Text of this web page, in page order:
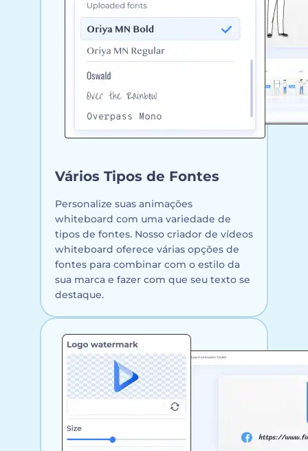
Vários Tipos de Fontes
Personalize suas animações
whiteboard com uma variedade de
tipos de fontes. Nosso criador de vídeos
whiteboard oferece várias opções de
fontes para combinar com o estilo da
sua marca e fazer com que seu texto se
destaque.